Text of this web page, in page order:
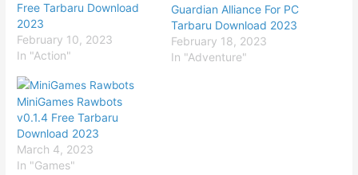
Free Tarbaru Download
2023
February 10, 2023
In "Action"
Guardian Alliance For PC
Tarbaru Download 2023
February 18, 2023
In "Adventure"
MiniGames Rawbots
v0.1.4 Free Tarbaru
Download 2023
March 4, 2023
In "Games"